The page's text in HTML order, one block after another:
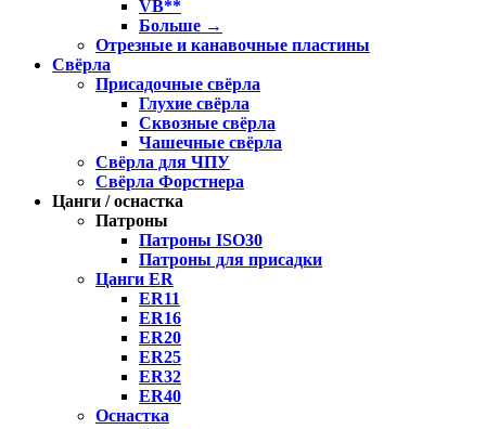
VB**
Больше →
Отрезные и канавочные пластины
Свёрла
Присадочные свёрла
Глухие свёрла
Сквозные свёрла
Чашечные свёрла
Свёрла для ЧПУ
Свёрла Форстнера
Цанги / оснастка
Патроны
Патроны ISO30
Патроны для присадки
Цанги ER
ER11
ER16
ER20
ER25
ER32
ER40
Оснастка